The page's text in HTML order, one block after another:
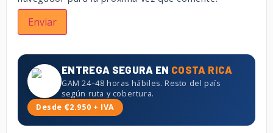
ENTREGA SEGURA EN COSTA RICA
GAM 24–48 horas hábiles. Resto del país
según ruta y cobertura.
Desde ₡2.950 + IVA